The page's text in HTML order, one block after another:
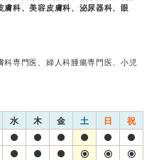
膚科、美容皮膚科、泌尿器科、眼
専門医、婦人科腫瘍専門医、小児
水 木 金 土 日 祝